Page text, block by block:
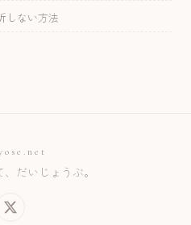
しない方法
だいじょうぶ。